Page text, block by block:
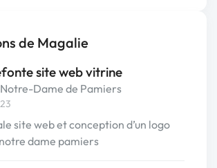
de Magalie
site web vitrine
Dame de Pamiers
site web et conception d’un logo
dame pamiers